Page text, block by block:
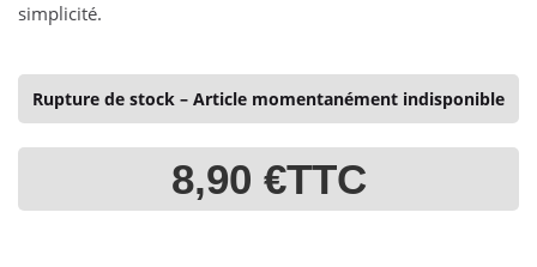
simplicité.
Rupture de stock – Article momentanément indisponible
8,90 €TTC